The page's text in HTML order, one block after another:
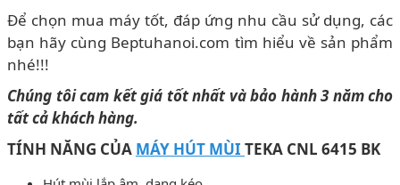
Để chọn mua máy tốt, đáp ứng nhu cầu sử dụng, các
bạn hãy cùng Beptuhanoi.com tìm hiểu về sản phẩm
nhé!!!
Chúng tôi cam kết giá tốt nhất và bảo hành 3 năm cho
tất cả khách hàng.
TÍNH NĂNG CỦA MÁY HÚT MÙI TEKA CNL 6415 BK